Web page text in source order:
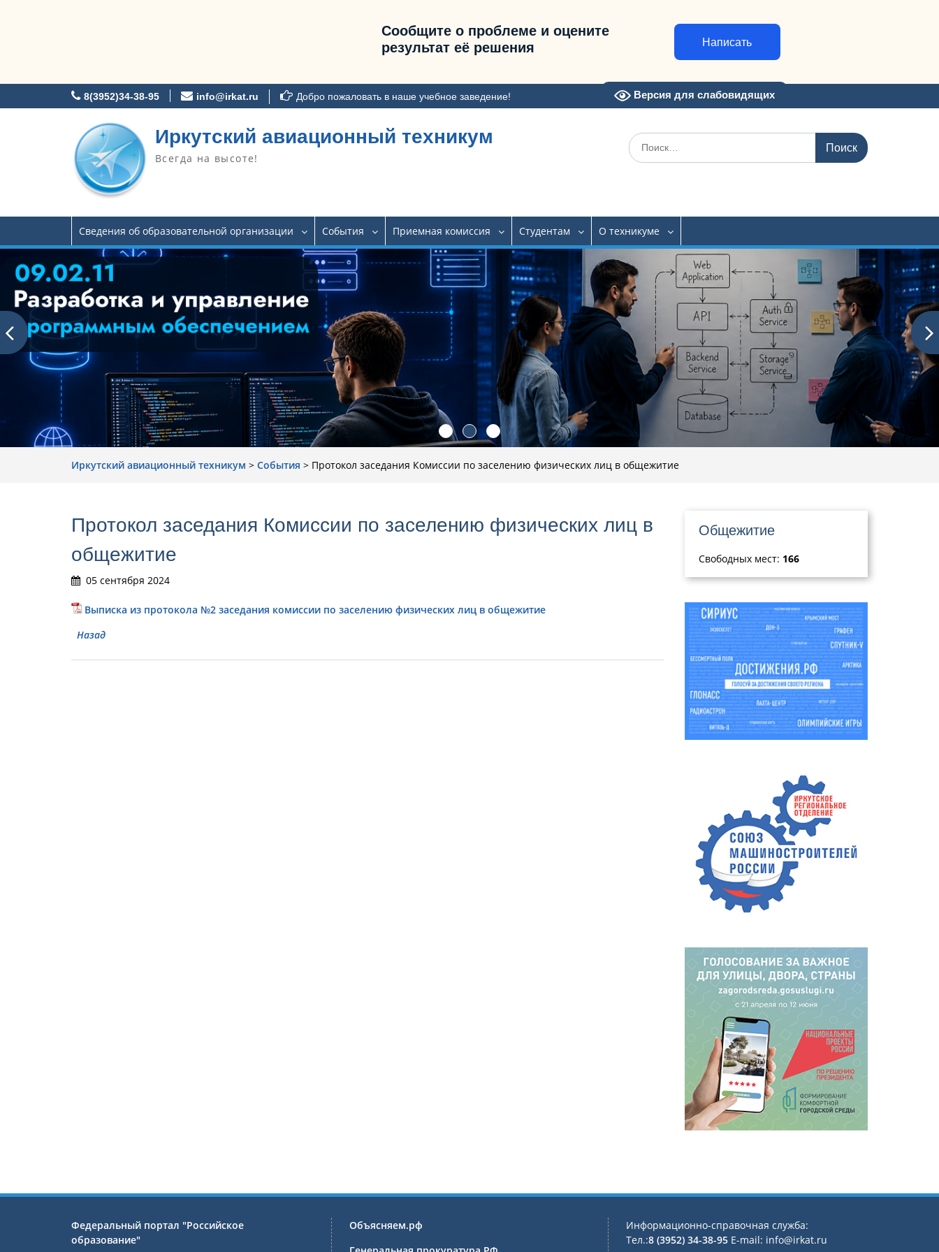
Сообщите о проблеме и оцените
результат её решения
Написать
к
8(3952)34-38-95 info@irkat.ru Добро пожаловать в наше учебное заведение! Версия для слабовидящих
Иркутский авиационный техникум
Всегда на высоте!
Искать:
Сведения об образовательной организации События Приемная комиссия Студентам О техникуме
Иркутский авиационный техникум > События > Протокол заседания Комиссии по заселению физических лиц в общежитие
Протокол заседания Комиссии по заселению физических лиц в
общежитие
05 сентября 2024
Выписка из протокола №2 заседания комиссии по заселению физических лиц в общежитие
Назад
Общежитие
Свободных мест: 166
Федеральный портал "Российское
образование"
Объясняем.рф
Информационно-справочная служба:
Тел.:8 (3952) 34-38-95 E-mail: info@irkat.ru